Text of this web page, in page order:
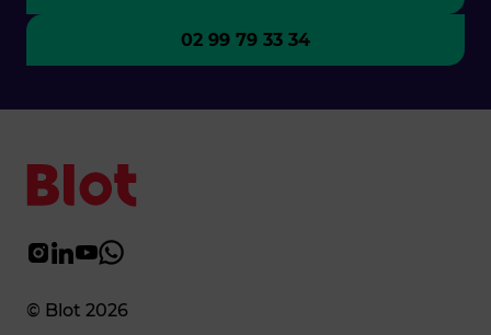
02 99 79 33 34
© Blot 2026